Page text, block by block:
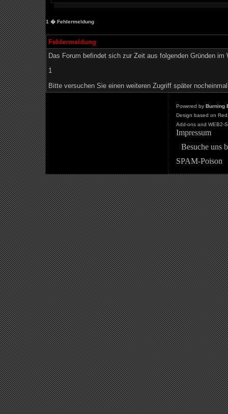
1 � Fehlermeldung
Fehlermeldung
Das Forum befindet sich zur Zeit aus folgenden Gründen im
1
Bitte versuchen Sie einen weiteren Zugriff später
Powered by Burning
Design based on
Add-ons and WEB2-
Impressum
Besuche uns
SPAM-Poison